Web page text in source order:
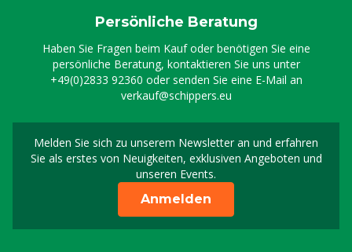
Persönliche Beratung
Haben Sie Fragen beim Kauf oder benötigen Sie eine
persönliche Beratung, kontaktieren Sie uns unter
+49(0)2833 92360 oder senden Sie eine E-Mail an
verkauf@schippers.eu
Melden Sie sich zu unserem Newsletter an und erfahren
Sie als erstes von Neuigkeiten, exklusiven Angeboten und
unseren Events.
Melden Sie sich für
Anmelden